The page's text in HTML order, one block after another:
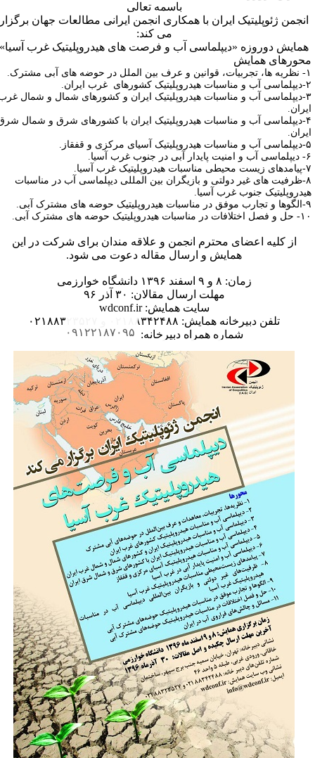
باسمه تعالی
انجمن ژئوپلیتیک ایران با همکاری انجمن ایرانی مطالعات جهان برگزار
می کند:
همایش دوروزه «دیپلماسی آب و فرصت های هیدروپلیتیک غرب آسیا»
همایش
۳-دیپلماسی آب و مناسبات هیدروپلیتیک ایران و کشورهای شمال و شمال غرب
۴-دیپلماسی آب و مناسبات هیدروپلیتیک ایران با کشورهای شرق و شمال شرق
۸-ظرفیت های غیر دولتی و بازیگران بین المللی دیپلماسی آب در مناسبات
جنوب غرب آسیا.
هیدروپلیتیک حوضه های مشترک آبی.
از کلیه اعضای محترم انجمن و علاقه مندان برای شرکت در این
همایش و ارسال مقاله دعوت می شود.
زمان: ۸ و ۹ اسفند ۱۳۹۶ دانشگاه خوارزمی
مهلت ارسال مقالان: ۳۰ آذر ۹۶
سایت همایش: wdconf.ir
تلفن دبیرخانه همایش: ۰۲۱۸۸۳۴۲۴۸۸ و ۰۲۱۸۸۳۲۳۵۲۷
شماره همراه دبیرخانه:۰۹۱۲۲۱۸۷۰۹۵